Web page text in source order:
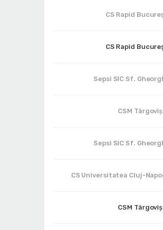
CS Rapid
CS Rapid
Sepsi SIC Sf.
CSM
Sepsi SIC Sf.
CS Universitatea Cluj-
CSM